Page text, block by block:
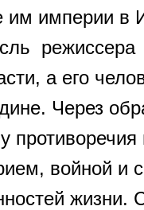
им империи в
режиссера
а его
Через
войной и
жизни.